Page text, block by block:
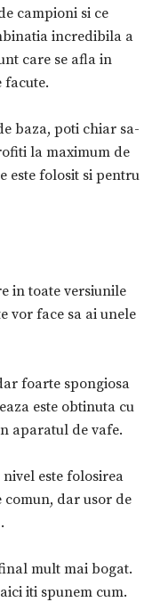
campioni si ce
incredibila a
care se afla in
facute.
baza, poti chiar sa-
la maximum de
este folosit si pentru
in toate versiunile
vor face sa ai unele
foarte spongiosa
este obtinuta cu
aparatul de vafe.
este folosirea
dar usor de
mult mai bogat.
iti spunem cum.